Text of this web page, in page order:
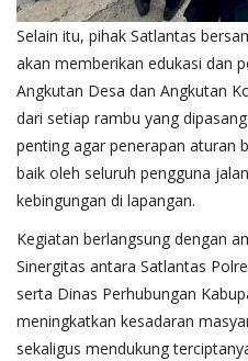
Selain itu, pihak Satlantas
akan memberikan edukasi dan
Angkutan Desa dan Angkutan
dari setiap rambu yang
penting agar penerapan aturan
baik oleh seluruh pengguna
kebingungan di lapangan.
Kegiatan berlangsung dengan
Sinergitas antara Satlantas
serta Dinas Perhubungan
meningkatkan kesadaran
sekaligus mendukung